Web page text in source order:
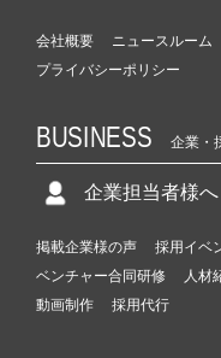
会社概要 ニュースルーム
プライバシーポリシー
BUSINESS 企業・
企業担当者様へ
掲載企業様の声 採用イベ
ベンチャー合同研修
人材
動画制作
採用代行